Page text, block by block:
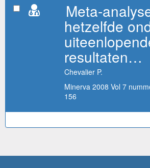
Meta-
hetzelfde
resultaten…
Chevalier P.
Minerva 2008 Vol 7
156